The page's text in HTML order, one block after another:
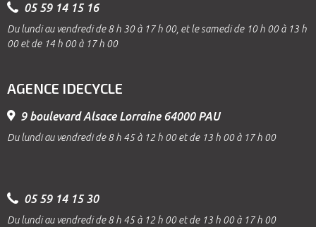
05 59 14 15 16
Du lundi au vendredi de 8 h 30 à 17 h 00, et le samedi de 10 h 00 à 13 h
00 et de 14 h 00 à 17 h 00
AGENCE IDECYCLE
9 boulevard Alsace Lorraine 64000 PAU
Du lundi au vendredi de 8 h 45 à 12 h 00 et de 13 h 00 à 17 h 00
05 59 14 15 30
Du lundi au vendredi de 8 h 45 à 12 h 00 et de 13 h 00 à 17 h 00